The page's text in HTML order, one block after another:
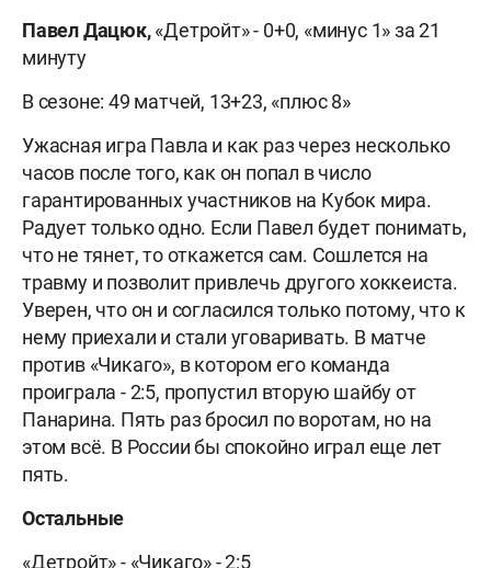
Павел Дацюк,«Детройт» - 0+0, «минус 1» за 21
минуту
В сезоне: 49 матчей, 13+23, «плюс 8»
Ужасная игра Павла и как раз через несколько
часов после того, как он попал в число
гарантированных участников на Кубок мира.
Радует только одно. Если Павел будет понимать,
что не тянет, то откажется сам. Сошлется на
травму и позволит привлечь другого хоккеиста.
Уверен, что он и согласился только потому, что к
нему приехали и стали уговаривать. В матче
против «Чикаго», в котором его команда
проиграла - 2:5, пропустил вторую шайбу от
Панарина. Пять раз бросил по воротам, но на
этом всё. В России бы спокойно играл еще лет
пять.
Остальные
«Детройт» - «Чикаго» - 2:5